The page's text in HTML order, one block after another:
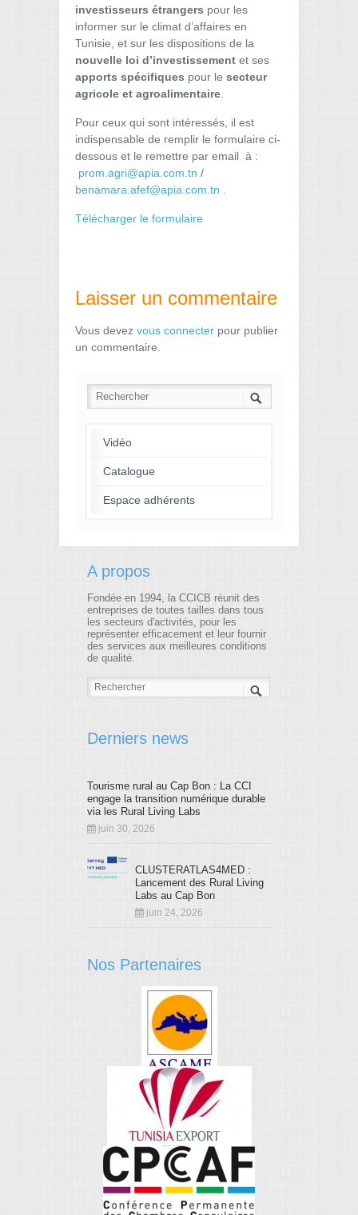
investisseurs étrangers pour les
informer sur le climat d’affaires en
Tunisie, et sur les dispositions de la
nouvelle loi d’investissement et ses
apports spécifiques pour le secteur
agricole et agroalimentaire
Pour ceux qui sont intéressés, il est
indispensable de remplir le formulaire ci-
dessous et le remettre par email à :
prom.agri@apia.com.tn /
benamara.afef@apia.com.tn
Télécharger le formulaire
Laisser un commentaire
Vous devez vous connecter pour publier
un commentaire.
Vidéo
Catalogue
Espace adhérents
A propos
Fondée en 1994, la CCICB réunit des
entreprises de toutes tailles dans tous
les secteurs d'activités, pour les
représenter efficacement et leur fournir
des services aux meilleures conditions
de qualité.
Derniers news
Tourisme rural au Cap Bon : La CCI
engage la transition numérique durable
via les Rural Living Labs
juin 30, 2026
CLUSTERATLAS4MED :
Lancement des Rural Living
Labs au Cap Bon
juin 24, 2026
Nos Partenaires